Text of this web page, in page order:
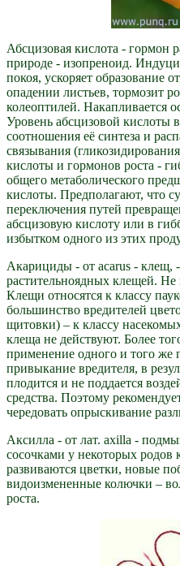
Абсцизовая кислота - гормон
природе - изопреноид.
покоя, ускоряет образование
опадении листьев, тормозит
колеоптилей. Накапливается
Уровень абсцизовой кислоты
соотношения её синтеза и
связывания
кислоты и гормонов роста -
общего метаболического
кислоты. Предполагают, что
переключения путей
абсцизовую кислоту или в
избытком одного из этих
Акарициды - от acarus -
растительноядных клещей. Не
Клещи относятся к классу
большинство вредителей
щитовки) – к классу
клеща не действуют. Более
применение одного и того же
привыкание вредителя, в
плодится и не поддается
средства. Поэтому
чередовать опрыскивание
Аксилла - от лат. axilla -
сосочками у некоторых
развиваются цветки, новые
видоизмененные колючки –
роста.